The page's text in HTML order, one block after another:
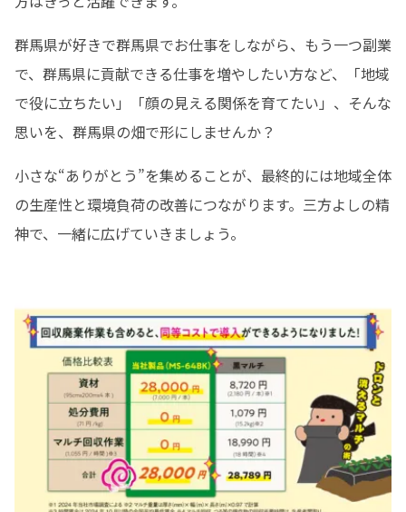
群馬県が好きで群馬県でお仕事をしながら、もう一つ副業
で、群馬県に貢献できる仕事を増やしたい方など、「地域
で役に立ちたい」「顔の見える関係を育てたい」、そんな
思いを、群馬県の畑で形にしませんか？
小さな“ありがとう”を集めることが、最終的には地域全体
の生産性と環境負荷の改善につながります。三方よしの精
神で、一緒に広げていきましょう。